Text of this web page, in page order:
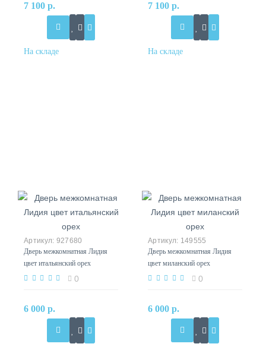
7 100 р. 7 100 р.
927680
Дверь межкомнатная Лидия
цвет итальянский орех
0
6 000 р.
149555
Дверь межкомнатная Лидия
цвет миланский орех
0
6 000 р.